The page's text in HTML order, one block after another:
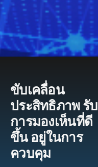
ขับเคลื่อน
ประสิทธิภาพรับ
การมองเห็นที่ดี
ขึ้นอยู่ในการ
ควบคุม